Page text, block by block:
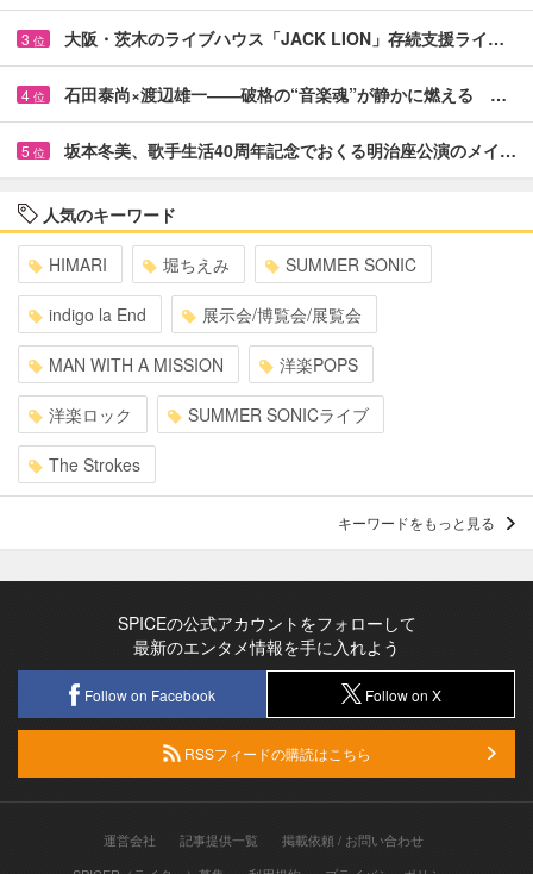
3 位 大阪・茨木のライブハウス「JACK LION」存続支援ライ…
4 位 石田泰尚×渡辺雄一――破格の“音楽魂”が静かに燃える …
5 位 坂本冬美、歌手生活40周年記念でおくる明治座公演のメイ…
人気のキーワード
HIMARI 堀ちえみ SUMMER SONIC
indigo la End 展示会/博覧会/展覧会
MAN WITH A MISSION 洋楽POPS
洋楽ロック SUMMER SONICライブ
The Strokes
キーワードをもっと見る
SPICEの公式アカウントをフォローして
最新のエンタメ情報を手に入れよう
Follow on Facebook Follow on X
RSSフィードの購読はこちら
運営会社 記事提供一覧
掲載依頼 / お問い合わせ